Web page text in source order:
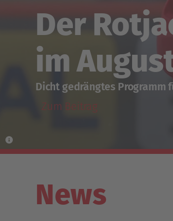
Der
im
Dicht gedrängtes Programm
Zum Beitrag
News